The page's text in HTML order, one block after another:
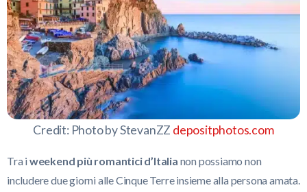
Credit: Photo by StevanZZ depositphotos.com
Tra i weekend più romantici d’Italia non possiamo non
includere due giorni alle Cinque Terre insieme alla persona amata.